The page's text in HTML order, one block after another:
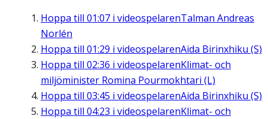
Hoppa till 01:07 i videospelarenTalman Andreas
Norlén
Hoppa till 01:29 i videospelarenAida Birinxhiku (S)
Hoppa till 02:36 i videospelarenKlimat- och
miljöminister Romina Pourmokhtari (L)
Hoppa till 03:45 i videospelarenAida Birinxhiku (S)
Hoppa till 04:23 i videospelarenKlimat- och